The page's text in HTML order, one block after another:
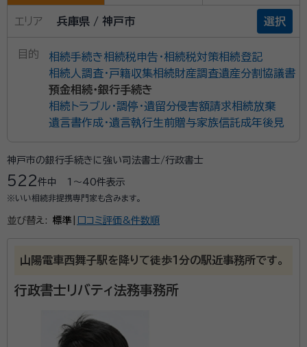
エリア 兵庫県 / 神戸市 選択
目的 相続手続き相続税申告・相続税対策相続登記
相続人調査・戸籍収集相続財産調査遺産分割協議書
預金相続・銀行手続き
相続トラブル・調停・遺留分侵害額請求相続放棄
遺言書作成・遺言執行生前贈与家族信託成年後見
神戸市の銀行手続きに強い司法書士/行政書士
522件中 1〜40件表示
※いい相続非提携専門家も含みます。
並び替え: 標準 口コミ評価&件数順
山陽電車西舞子駅を降りて徒歩１分の駅近事務所です。
行政書士リバティ法務事務所